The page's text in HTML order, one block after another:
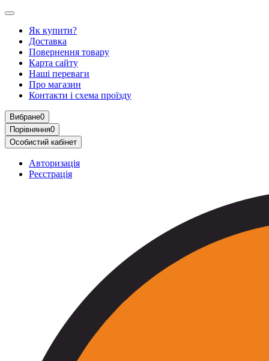
Як купити?
Доставка
Повернення товару
Карта сайту
Наші переваги
Про магазин
Контакти і схема проїзду
Вибране0
Порівняння0
Особистий кабінет
Авторизація
Реєстрація